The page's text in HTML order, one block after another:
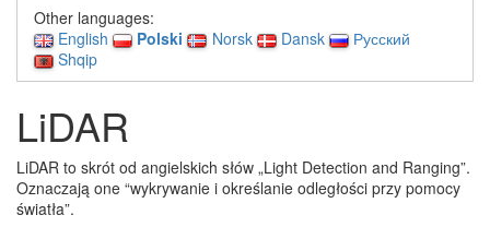
Other languages:
English
Polski Norsk Dansk
Русский
Shqip
LiDAR
LiDAR to skrót od angielskich słów „Light Detection and Ranging”.
Oznaczają one “wykrywanie i określanie odległości przy pomocy
światła”.